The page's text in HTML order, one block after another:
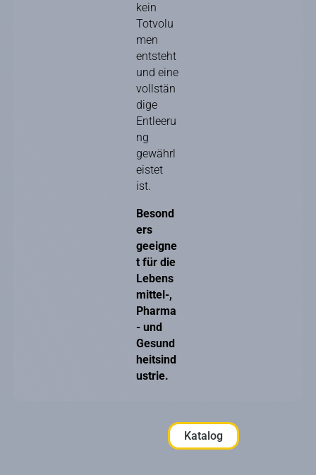
kein
Totvolu
men
entsteht
und eine
vollstän
dige
Entleeru
ng
gewährl
eistet
ist.
Besond
ers
geeigne
t für die
Lebens
mittel-,
Pharma
- und
Gesund
heitsind
ustrie.
Katalog